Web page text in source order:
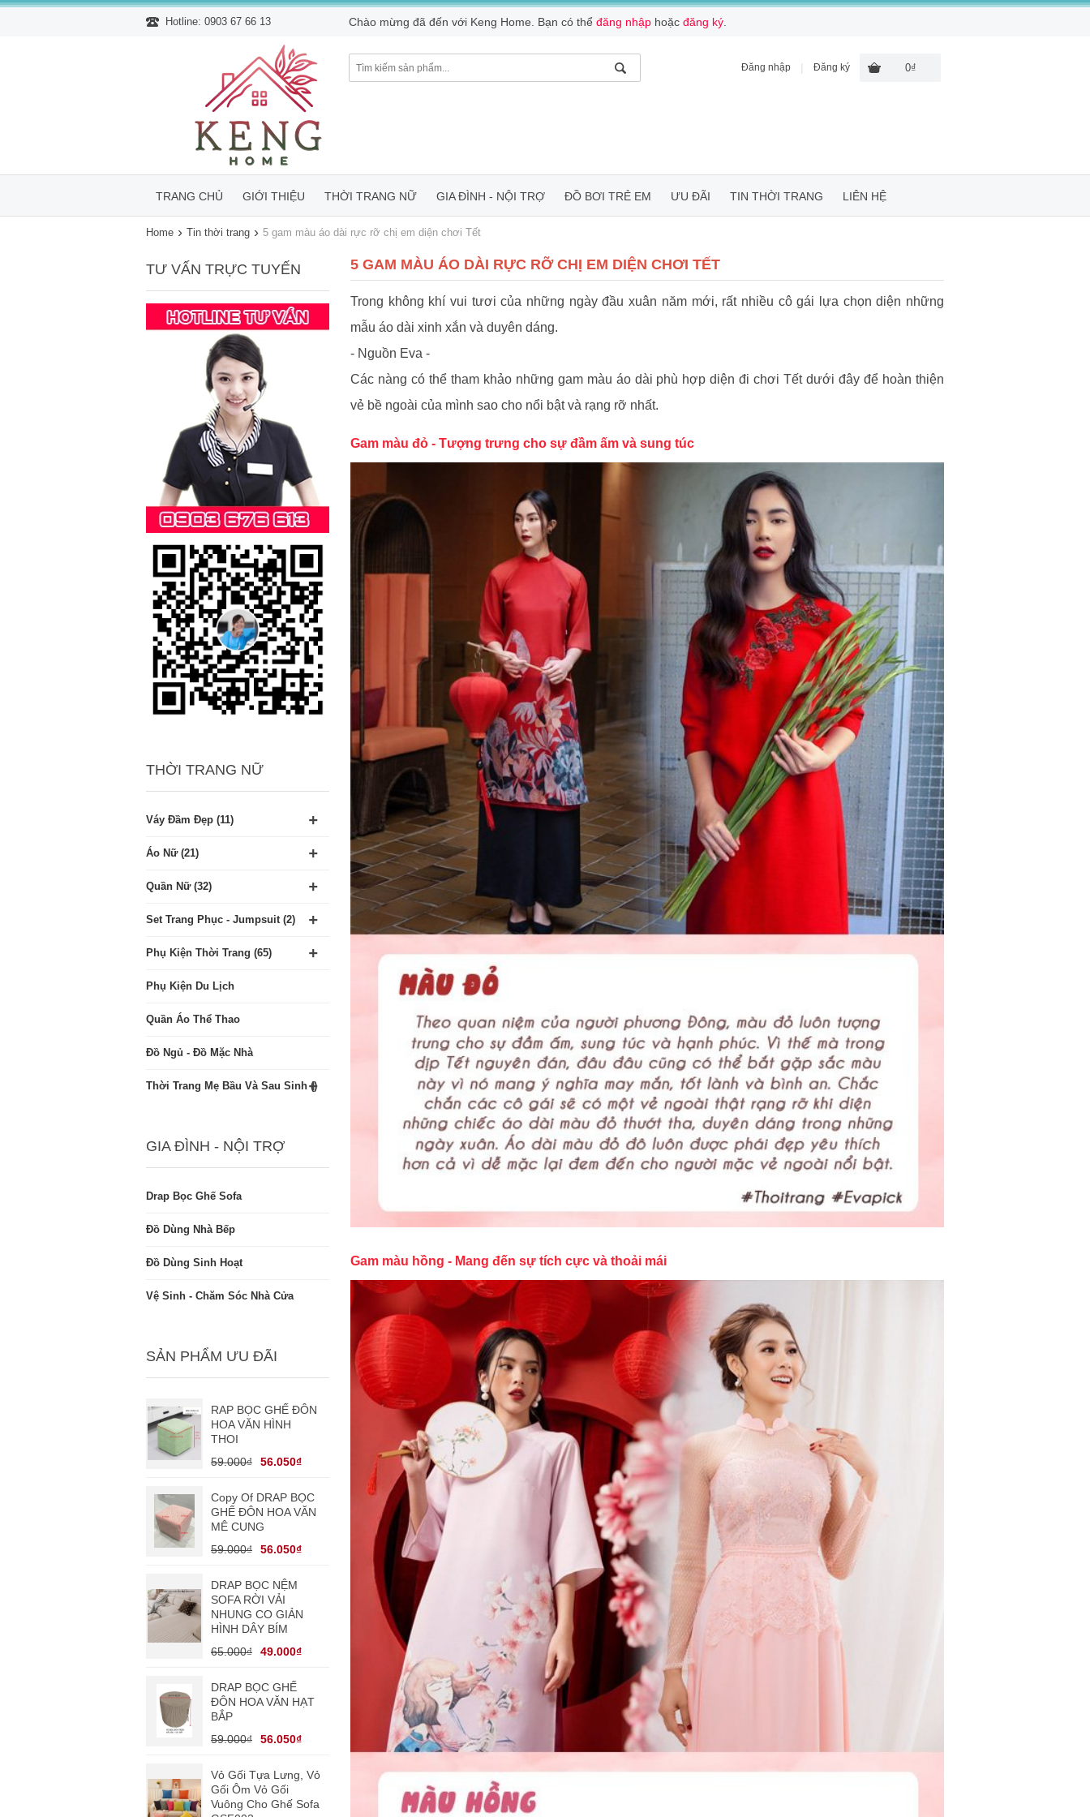
Hotline: 0903 67 66 13 Chào mừng đã đến với Keng Home. Bạn có thể đăng nhập hoặc đăng ký
0₫
Đăng nhập | Đăng ký
TRANG CHỦ GIỚI THIỆU THỜI TRANG NỮ GIA ĐÌNH - NỘI TRỢ ĐỒ BƠI TRẺ EM ƯU ĐÃI TIN THỜI TRANG LIÊN HỆ
Home › Tin thời trang › 5 gam màu áo dài rực rỡ chị em diện chơi Tết
5 GAM MÀU ÁO DÀI RỰC RỠ CHỊ EM DIỆN CHƠI TẾT
Trong không khí vui tươi của những ngày đầu xuân năm mới, rất nhiều cô gái lựa chọn diện những
mẫu áo dài xinh xắn và duyên dáng.
- Nguồn Eva -
Các nàng có thể tham khảo những gam màu áo dài phù hợp diện đi chơi Tết dưới đây để hoàn thiện
vẻ bề ngoài của mình sao cho nổi bật và rạng rỡ nhất.
Gam màu đỏ - Tượng trưng cho sự đầm ấm và sung túc
Gam màu hồng - Mang đến sự tích cực và thoải mái
TƯ VẤN TRỰC TUYẾN
THỜI TRANG NỮ
Váy Đầm Đẹp (11) +
Áo Nữ (21) +
Quần Nữ (32) +
Set Trang Phục - Jumpsuit (2) +
Phụ Kiện Thời Trang (65) +
Phụ Kiện Du Lịch
Quần Áo Thể Thao
Đồ Ngủ - Đồ Mặc Nhà
Thời Trang Mẹ Bầu Và Sau Sinh ()
+
GIA ĐÌNH - NỘI TRỢ
Drap Bọc Ghế Sofa
Đồ Dùng Nhà Bếp
Đồ Dùng Sinh Hoạt
Vệ Sinh - Chăm Sóc Nhà Cửa
SẢN PHẨM ƯU ĐÃI
RAP BỌC GHẾ ĐÔN
HOA VĂN HÌNH
THOI
59.000₫
56.050₫
Copy Of DRAP BỌC
GHẾ ĐÔN HOA VĂN
MÊ CUNG
59.000₫
56.050₫
DRAP BỌC NỆM
SOFA RỜI VẢI
NHUNG CO GIẢN
HÌNH DÂY BÍM
65.000₫
49.000₫
DRAP BỌC GHẾ
ĐÔN HOA VĂN HẠT
BẮP
59.000₫
56.050₫
Vỏ Gối Tựa Lưng, Vỏ
Gối Ôm Vỏ Gối
Vuông Cho Ghế Sofa